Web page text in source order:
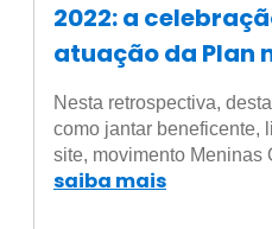
2022: a
atuação da Plan
Nesta retrospectiva,
como jantar beneficente,
site, movimento
saiba mais